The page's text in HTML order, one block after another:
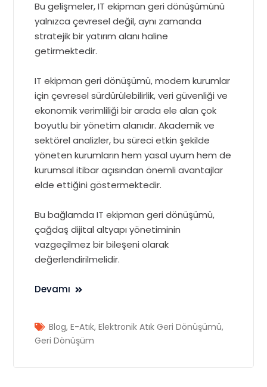
Bu gelişmeler, IT ekipman geri dönüşümünü
yalnızca çevresel değil, aynı zamanda
stratejik bir yatırım alanı haline
getirmektedir.
IT ekipman geri dönüşümü, modern kurumlar
için çevresel sürdürülebilirlik, veri güvenliği ve
ekonomik verimliliği bir arada ele alan çok
boyutlu bir yönetim alanıdır. Akademik ve
sektörel analizler, bu süreci etkin şekilde
yöneten kurumların hem yasal uyum hem de
kurumsal itibar açısından önemli avantajlar
elde ettiğini göstermektedir.
Bu bağlamda IT ekipman geri dönüşümü,
çağdaş dijital altyapı yönetiminin
vazgeçilmez bir bileşeni olarak
değerlendirilmelidir.
Devamı
Blog,E-Atık,Elektronik Atık Geri Dönüşümü,
Geri Dönüşüm